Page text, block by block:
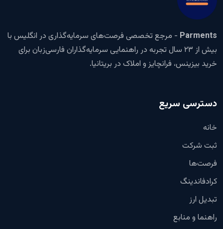
Parments - مرجع تخصصی فرصت‌های سرمایه‌گذاری در انگلیس با
بیش از ۲۳ سال تجربه در راهنمایی سرمایه‌گذاران فارسی‌زبان برای
خرید بیزینس، فرانچایز و املاک در بریتانیا.
دسترسی سریع
خانه
ثبت شرکت
فرصت‌ها
کرادفاندینگ
تبدیل ارز
راهنما و منابع